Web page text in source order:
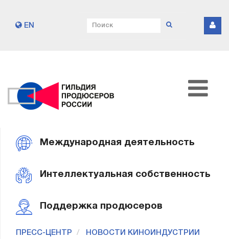
EN
Международная деятельность
Интеллектуальная собственность
Поддержка продюсеров
ПРЕСС-ЦЕНТР НОВОСТИ КИНОИНДУСТРИИ